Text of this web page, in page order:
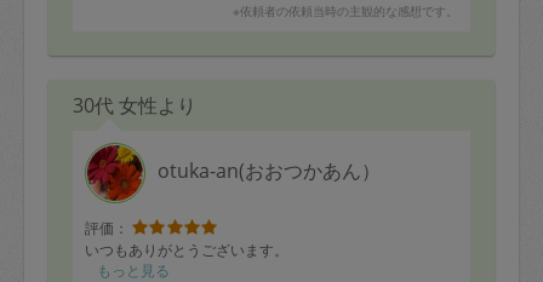
ダ、すごく好きでした！
出したらぺろりと食べていました！
またお願いしたいと思いますので、よろしくお願いしま
※依頼者の依頼当時の主観的な感想です。
30代 女性より
otuka-an(おおつかあん）
評価：
いつもありがとうございます。
もっと見る